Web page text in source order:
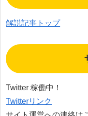
解説記事トップ
Twitter 稼働中！
Twitterリンク